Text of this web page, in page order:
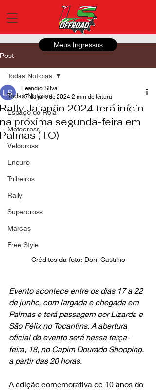
Meus Ingressos
Post
Todas Notícias
Espaço do Roia
Motocross
Velocross
Enduro
Trilheiros
Rally
Supercross
Marcas
Free Style
Todas Notícias
Rally Jalapão 2024 terá início
na próxima segunda-feira em
Palmas (TO)
Leandro Silva
17 de jun. de 2024 2 min de leitura
Créditos da foto: Doni Castilho
Evento acontece entre os dias 17 a 22
de junho, com largada e chegada em
Palmas e terá passagem por Lizarda e
São Félix no Tocantins. A abertura
oficial do evento será nessa terça-
feira, 18, no Capim Dourado Shopping,
a partir das 20 horas.
A edição comemorativa de 10 anos do